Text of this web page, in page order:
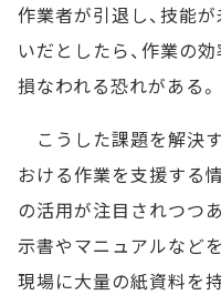
作業者が引退し、技能
いだとしたら、作業の
損なわれる恐れがある。
こうした課題を解決
おける作業を支援する
の活用が注目されつつ
示書やマニュアルなど
現場に大量の紙資料を